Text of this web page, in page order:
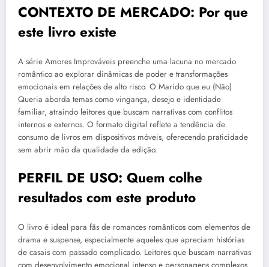
CONTEXTO DE MERCADO: Por que
este livro existe
A série Amores Improváveis preenche uma lacuna no mercado
romântico ao explorar dinâmicas de poder e transformações
emocionais em relações de alto risco. O Marido que eu (Não)
Queria aborda temas como vingança, desejo e identidade
familiar, atraindo leitores que buscam narrativas com conflitos
internos e externos. O formato digital reflete a tendência de
consumo de livros em dispositivos móveis, oferecendo praticidade
sem abrir mão da qualidade da edição.
PERFIL DE USO: Quem colhe
resultados com este produto
O livro é ideal para fãs de romances românticos com elementos de
drama e suspense, especialmente aqueles que apreciam histórias
de casais com passado complicado. Leitores que buscam narrativas